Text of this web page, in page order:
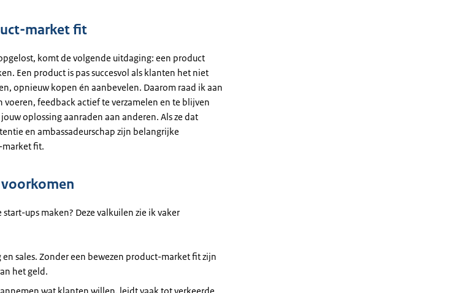
market fit
komt de volgende uitdaging: een product
Een product is pas succesvol als klanten het niet
opnieuw kopen én aanbevelen. Daarom raad ik aan
feedback actief te verzamelen en te blijven
oplossing aanraden aan anderen. Als ze dat
en ambassadeurschap zijn belangrijke
market fit.
ups maken? Deze valkuilen zie ik vaker
sales. Zonder een bewezen product-market fit zijn
het geld.